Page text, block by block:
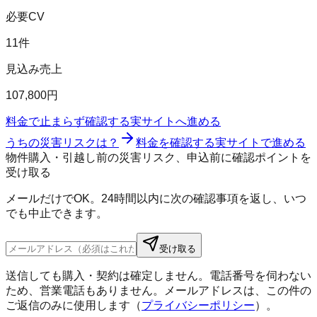
必要CV
11件
見込み売上
107,800円
料金で止まらず確認する実サイトへ進める
うちの災害リスクは？
料金を確認する実サイトで進める
物件購入・引越し前の災害リスク、申込前に確認ポイントを
受け取る
メールだけでOK。24時間以内に次の確認事項を返し、いつ
でも中止できます。
受け取る
送信しても購入・契約は確定しません。電話番号を伺わない
ため、営業電話もありません。メールアドレスは、この件の
ご返信のみに使用します（プライバシーポリシー）。